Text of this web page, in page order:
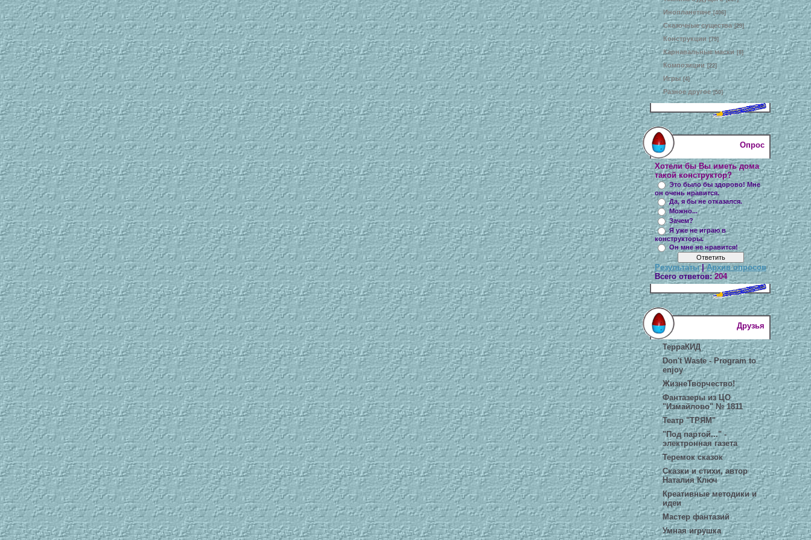
Инопланетяне [406]
Сказочные существа [29]
Конструкции [79]
Карнавальные маски [8]
Композиции [22]
Игры [4]
Разное другое [50]
Опрос
Хотели бы Вы иметь дома
такой конструктор?
Это было бы здорово! Мне
он очень нравится.
Да, я бы не отказался.
Можно...
Зачем?
Я уже не играю в
конструкторы.
Он мне не нравится!
Результаты|Архив опросов
Всего ответов:204
Друзья
ТерраКИД
Don't Waste - Program to
enjoy
ЖизнеТворчество!
Фантазеры из ЦО
"Измайлово" № 1811
Театр "ТРЯМ"
"Под партой..." -
электронная газета
Теремок сказок
Сказки и стихи, автор
Наталия Ключ
Креативные методики и
идеи
Мастер фантазий
Умная игрушка